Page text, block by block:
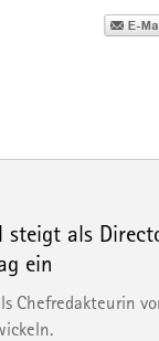
als
ein
Chefredakteurin